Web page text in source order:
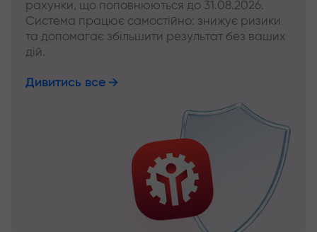
рахунки, що поповнюються до 31.08.2026.
Система працює самостійно: знижує ризики
та допомагає збільшити результат без ваших
дій.
Дивитись все